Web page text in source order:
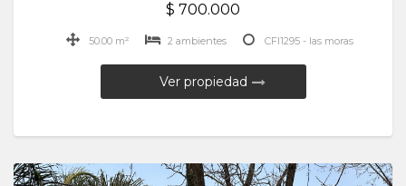
$ 700.000
50.00 m² 2 ambientes CFI1295 - las moras
Ver propiedad